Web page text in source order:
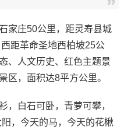
家庄50公里，距灵寿县城
距革命圣地西柏坡25公
、人文历史、红色主题景
区，面积达8平方公里。
白石可卧，青萝可攀，
，今天的马，今天的花楸